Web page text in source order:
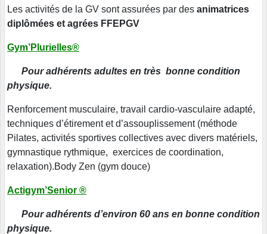
Les activités de la GV sont assurées par des animatrices
diplômées et agrées FFEPGV
Gym’Plurielles®
Pour adhérents adultes en très bonne condition
physique.
Renforcement musculaire, travail cardio-vasculaire adapté,
techniques d’étirement et d’assouplissement (méthode
Pilates, activités sportives collectives avec divers matériels,
gymnastique rythmique, exercices de coordination,
relaxation).Body Zen (gym douce)
Actigym’Senior ®
Pour adhérents d’environ 60 ans en bonne condition
physique.